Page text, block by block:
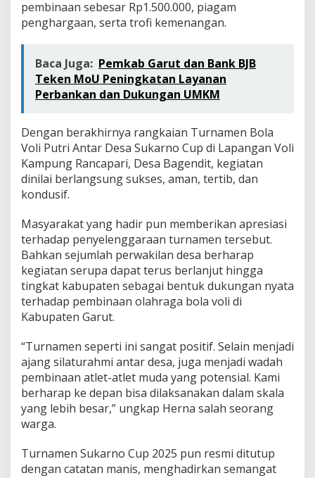
pembinaan sebesar Rp1.500.000, piagam
penghargaan, serta trofi kemenangan.
Baca Juga: Pemkab Garut dan Bank BJB
Teken MoU Peningkatan Layanan
Perbankan dan Dukungan UMKM
Dengan berakhirnya rangkaian Turnamen Bola
Voli Putri Antar Desa Sukarno Cup di Lapangan Voli
Kampung Rancapari, Desa Bagendit, kegiatan
dinilai berlangsung sukses, aman, tertib, dan
kondusif.
Masyarakat yang hadir pun memberikan apresiasi
terhadap penyelenggaraan turnamen tersebut.
Bahkan sejumlah perwakilan desa berharap
kegiatan serupa dapat terus berlanjut hingga
tingkat kabupaten sebagai bentuk dukungan nyata
terhadap pembinaan olahraga bola voli di
Kabupaten Garut.
“Turnamen seperti ini sangat positif. Selain menjadi
ajang silaturahmi antar desa, juga menjadi wadah
pembinaan atlet-atlet muda yang potensial. Kami
berharap ke depan bisa dilaksanakan dalam skala
yang lebih besar,” ungkap Herna salah seorang
warga.
Turnamen Sukarno Cup 2025 pun resmi ditutup
dengan catatan manis, menghadirkan semangat